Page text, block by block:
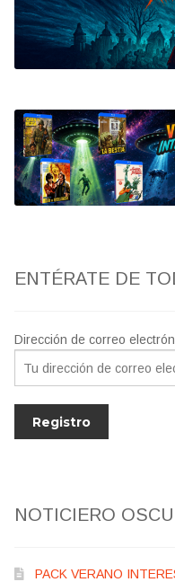
Bluray
Clasificada S
artwork
fantaterror
Jesús Franco
ENTÉRATE DE
Dirección de correo
NOTICIERO
PACK VERANO